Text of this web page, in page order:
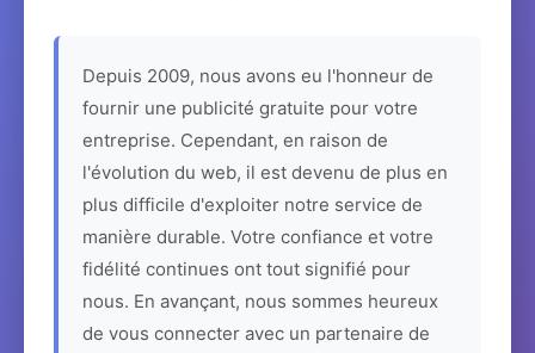
Depuis 2009, nous avons eu l'honneur de
fournir une publicité gratuite pour votre
entreprise. Cependant, en raison de
l'évolution du web, il est devenu de plus en
plus difficile d'exploiter notre service de
manière durable. Votre confiance et votre
fidélité continues ont tout signifié pour
nous. En avançant, nous sommes heureux
de vous connecter avec un partenaire de